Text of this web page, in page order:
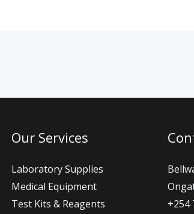
Our Services
Laboratory Supplies
Medical Equipment
Test Kits & Reagents
+254